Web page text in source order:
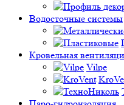
Водосточные системы
Кровельная
Vilpe